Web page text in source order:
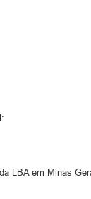
LBA em Minas